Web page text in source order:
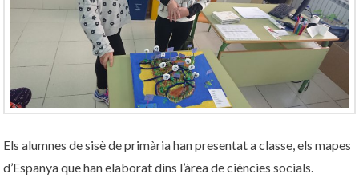
Els alumnes de sisè de primària han presentat a classe, els mapes
d’Espanya que han elaborat dins l’àrea de ciències socials.